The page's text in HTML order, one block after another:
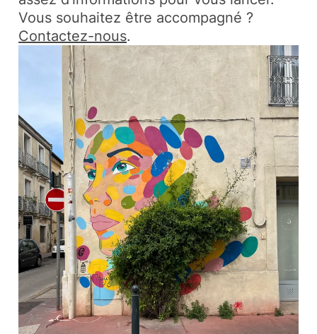
Vous souhaitez être accompagné ?
Contactez-nous.